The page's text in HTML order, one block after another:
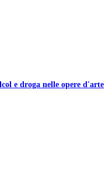
e droga nelle opere d'arte